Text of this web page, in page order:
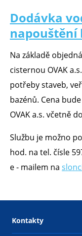
Dodávka
napouštění
Na základě
cisternou OVAK
potřeby staveb,
bazénů. Cena
OVAK a.s. včetně
Službu je možno
hod. na tel. čísle
e - mailem na
Kontakty